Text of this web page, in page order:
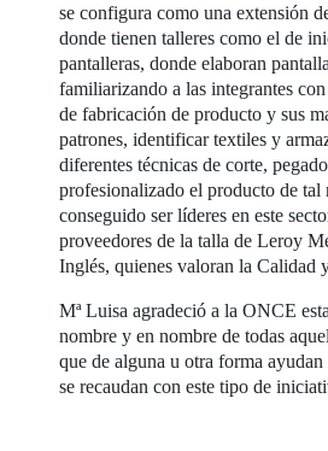
se configura como una extensión
donde tienen talleres como el de
pantalleras, donde elaboran
familiarizando a las integrantes
de fabricación de producto y sus
patrones, identificar textiles y
diferentes técnicas de corte,
profesionalizado el producto de tal
conseguido ser líderes en este
proveedores de la talla de Leroy
Inglés, quienes valoran la Calidad
Mª Luisa agradeció a la ONCE
nombre y en nombre de todas
que de alguna u otra forma
se recaudan con este tipo de